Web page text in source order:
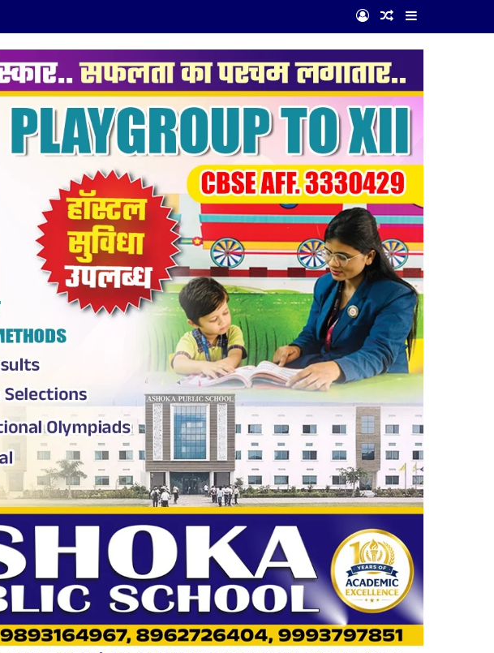
Log InRandom Article
Sidebar